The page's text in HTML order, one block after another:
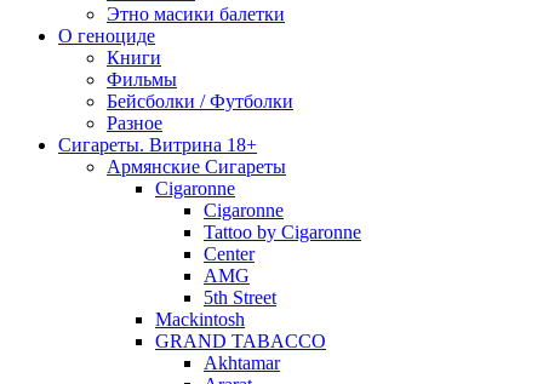
Этно масики балетки
О геноциде
Книги
Фильмы
Бейсболки / Футболки
Разное
Сигареты. Витрина 18+
Армянские Сигареты
Cigaronne
Cigaronne
Tattoo by Cigaronne
Center
AMG
5th Street
Mackintosh
GRAND TABACCO
Akhtamar